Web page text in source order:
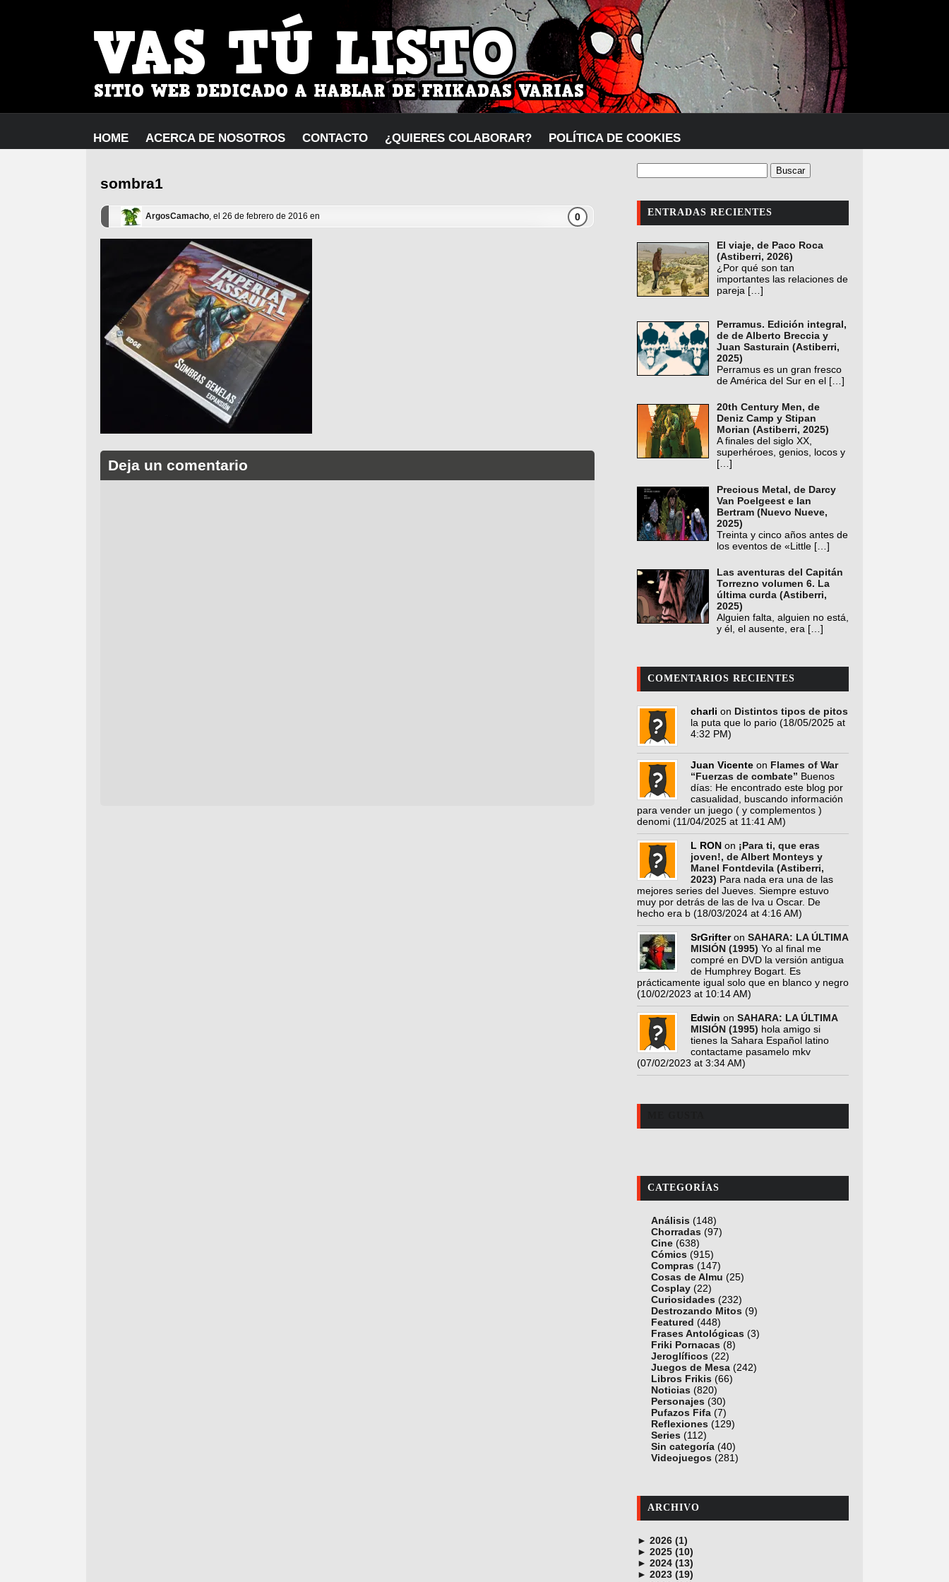
HOME ACERCA DE NOSOTROS CONTACTO ¿QUIERES COLABORAR? POLÍTICA DE COOKIES
sombra1
ArgosCamacho, el 26 de febrero de 2016 en 0
Deja un comentario
ENTRADAS RECIENTES
El viaje, de Paco Roca
(Astiberri, 2026)
¿Por qué son tan
importantes las relaciones de
pareja […]
Perramus. Edición integral,
de de Alberto Breccia y
Juan Sasturain (Astiberri,
2025)
Perramus es un gran fresco
de América del Sur en el […]
20th Century Men, de
Deniz Camp y Stipan
Morian (Astiberri, 2025)
A finales del siglo XX,
superhéroes, genios, locos y
[…]
Precious Metal, de Darcy
Van Poelgeest e Ian
Bertram (Nuevo Nueve,
2025)
Treinta y cinco años antes de
los eventos de «Little […]
Las aventuras del Capitán
Torrezno volumen 6. La
última curda (Astiberri,
2025)
Alguien falta, alguien no está,
y él, el ausente, era […]
COMENTARIOS RECIENTES
charli on Distintos tipos de pitos
la puta que lo pario (18/05/2025 at
4:32 PM)
Juan Vicente on Flames of War
“Fuerzas de combate” Buenos
días: He encontrado este blog por
casualidad, buscando información
para vender un juego ( y complementos )
denomi (11/04/2025 at 11:41 AM)
L RON on ¡Para ti, que eras
joven!, de Albert Monteys y
Manel Fontdevila (Astiberri,
2023) Para nada era una de las
mejores series del Jueves. Siempre estuvo
muy por detrás de las de Iva u Oscar. De
hecho era b (18/03/2024 at 4:16 AM)
SrGrifteron SAHARA: LA ÚLTIMA
MISIÓN (1995) Yo al final me
compré en DVD la versión antigua
de Humphrey Bogart. Es
prácticamente igual solo que en blanco y negro
(10/02/2023 at 10:14 AM)
Edwin on SAHARA: LA ÚLTIMA
MISIÓN (1995) hola amigo si
tienes la Sahara Español latino
contactame pasamelo mkv
(07/02/2023 at 3:34 AM)
CATEGORÍAS
Análisis (148)
Chorradas (97)
Cine (638)
Cómics (915)
Compras (147)
Cosas de Almu (25)
Cosplay (22)
Curiosidades (232)
Destrozando Mitos (9)
Featured (448)
Frases Antológicas (3)
Friki Pornacas (8)
Jeroglíficos (22)
Juegos de Mesa (242)
Libros Frikis (66)
Noticias (820)
Personajes (30)
Pufazos Fifa (7)
Reflexiones (129)
Series (112)
Sin categoría (40)
Videojuegos (281)
ARCHIVO
► 2026 (1)
junio (1)
► 2025 (10)
noviembre (1)
octubre (1)
► 2024 (13)
diciembre (4)
► 2023 (19)